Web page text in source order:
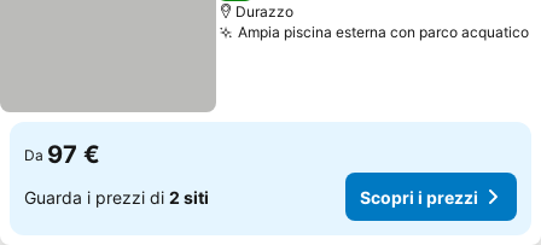
Durazzo
Ampia piscina esterna con parco acquatico
Da 97 €
Guarda i prezzi di 2 siti Scopri i prezzi